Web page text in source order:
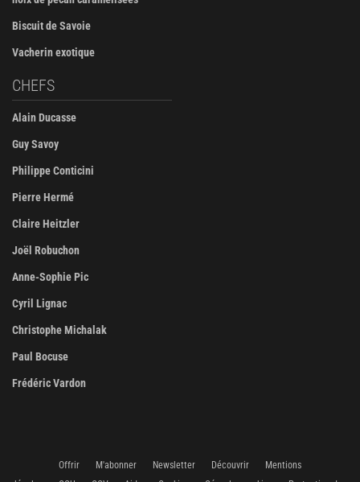
Biscuit de Savoie
Vacherin exotique
CHEFS
Alain Ducasse
Guy Savoy
Philippe Conticini
Pierre Hermé
Claire Heitzler
Joël Robuchon
Anne-Sophie Pic
Cyril Lignac
Christophe Michalak
Paul Bocuse
Frédéric Vardon
Offrir M'abonner Newsletter Découvrir
Mentions